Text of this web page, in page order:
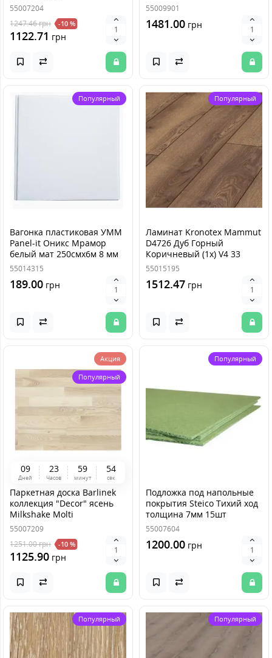
55007204
1247.46грн -10 %
1122.71 грн
55009901
1481.00 грн
Популярный
Вагонка пластиковая УММ
Panel-it Оникс Мрамор
белый мат 250смх6м 8 мм
55014315
189.00 грн
Популярный
Ламинат Kronotex Mammut
D4726 Дуб Горный
Коричневый (1х) V4 33
класс 12мм
55015195
1512.47 грн
Акция
Популярный
09
Дней
23
Часов
59
минут
54
сек
Паркетная доска Barlinek
коллекция "Decor" ясень
Milkshake Molti
55007209
1251.00грн -10 %
1125.90 грн
Популярный
Подложка под напольные
покрытия Steico Тихий ход
толщина 7мм 15шт
55007604
1200.00 грн
Популярный Популярный